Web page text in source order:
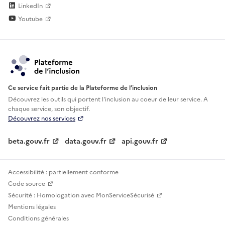
LinkedIn
Youtube
Ce service fait partie de la Plateforme de l’inclusion
Découvrez les outils qui portent l'inclusion aucoeur de leur service. A
chaque service, son objectif.
Découvrez nos services
beta.gouv.fr data.gouv.fr api.gouv.fr
Accessibilité : partiellement conforme
Code source
Sécurité : Homologation avec MonServiceSécurisé
Mentions légales
Conditions générales